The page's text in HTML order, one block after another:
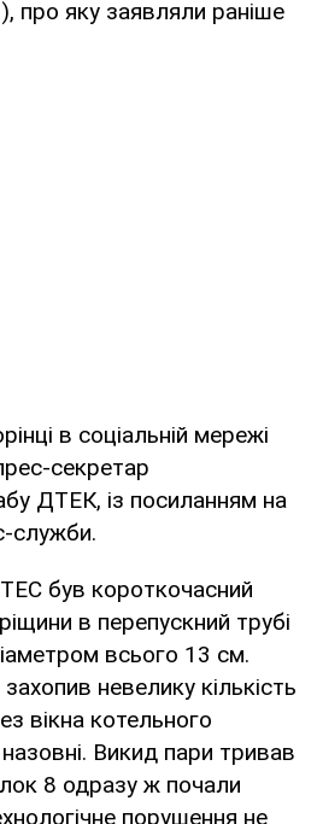
про яку заявляли раніше
в соціальній мережі
секретар
ДТЕК, із посиланням на
служби.
був короткочасний
в перепускний трубі
всього 13 см.
невелику кількість
вікна котельного
Викид пари тривав
8 одразу ж почали
порушення не